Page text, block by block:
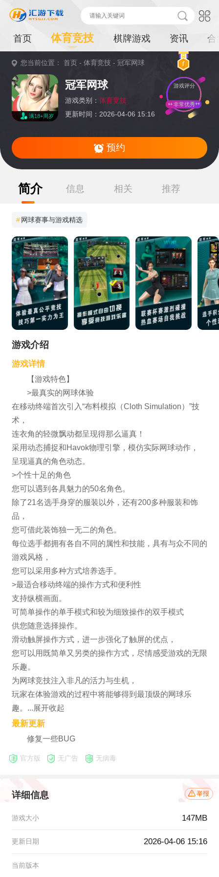
首页 体育竞技 棋牌游戏 资讯 合
您当前位置：首页 -体育竞技 -冠军网球
满18+周岁
冠军网球
游戏类别： 体育竞技
更新时间：2026-04-06 15:16
游戏评分
非常优秀
预约
提
简介 信息 相关 推荐
#网球赛事与游戏精选
游戏介绍
游戏详情
【游戏特色】
>最真实的网球体验
在移动终端首次引入“布料模拟（Cloth Simulation）”技
术，
连衣角的轻微飘动都呈现得那么逼真！
采用动态捕捉和Havok物理引擎，模仿实际网球动作，
呈现逼真的角色动态。
>个性十足的角色
您可以遇到各具魅力的50名角色。
除了21名选手身穿的服装以外，还有200多种服装和饰
品，
您可借此装饰独一无二的角色。
每位选手都拥有各自不同的属性和技能，具有与众不同的
游戏风格，
您可以采用多种方式培养选手。
>最适合移动终端的操作方式和便利性
支持纵横画面。
可简单操作的单手模式和较为细致操作的双手模式
供您随意选择操作。
滑动触屏操作方式，进一步强化了触屏的优点，
您可以用既简单又另类的操作方式，尽情感受游戏的无限
乐趣。
为网球竞技注入非凡的活力与生机，
玩家在体验游戏的过程中将能够得到最顶级的网球乐
趣。...展开收起
最新更新
修复一些BUG
官方版 无广告 无病毒
详细信息 举报
游戏大小 147MB
更新日期 2026-04-06 15:16
当前版本